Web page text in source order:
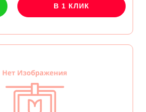
В 1 КЛИК